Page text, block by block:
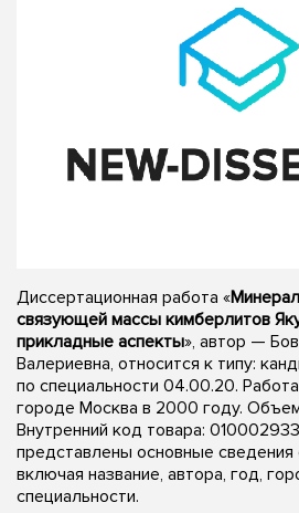
Диссертационная работа «
связующей массы кимберлитов
прикладные аспекты», автор —
Валериевна, относится к типу:
по специальности 04.00.20.
городе Москва в 2000 году.
Внутренний код товара:
представлены основные сведения
включая название, автора, год,
специальности.